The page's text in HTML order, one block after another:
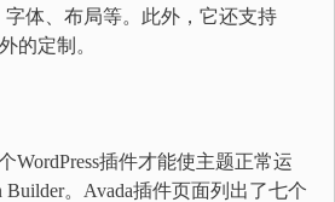
体、布局等。此外，它还支持
的定制。
WordPress插件才能使主题正常运
Builder。Avada插件页面列出了七个